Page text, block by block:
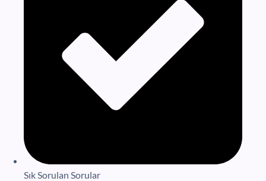
Sık Sorulan Sorular